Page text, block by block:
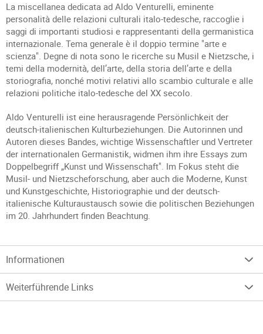
La miscellanea dedicata ad Aldo Venturelli, eminente
personalità delle relazioni culturali italo-tedesche, raccoglie i
saggi di importanti studiosi e rappresentanti della germanistica
internazionale. Tema generale è il doppio termine "arte e
scienza". Degne di nota sono le ricerche su Musil e Nietzsche, i
temi della modernità, dell’arte, della storia dell’arte e della
storiografia, nonché motivi relativi allo scambio culturale e alle
relazioni politiche italo-tedesche del XX secolo.
Aldo Venturelli ist eine herausragende Persönlichkeit der
deutsch-italienischen Kulturbeziehungen. Die Autorinnen und
Autoren dieses Bandes, wichtige Wissenschaftler und Vertreter
der internationalen Germanistik, widmen ihm ihre Essays zum
Doppelbegriff „Kunst und Wissenschaft". Im Fokus steht die
Musil- und Nietzscheforschung, aber auch die Moderne, Kunst
und Kunstgeschichte, Historiographie und der deutsch-
italienische Kulturaustausch sowie die politischen Beziehungen
im 20. Jahrhundert finden Beachtung.
Informationen
Weiterführende Links